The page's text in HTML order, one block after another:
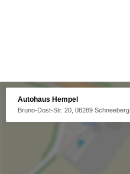
Autohaus Hempel
Bruno-Dost-Str. 20, 08289 Schneeberg